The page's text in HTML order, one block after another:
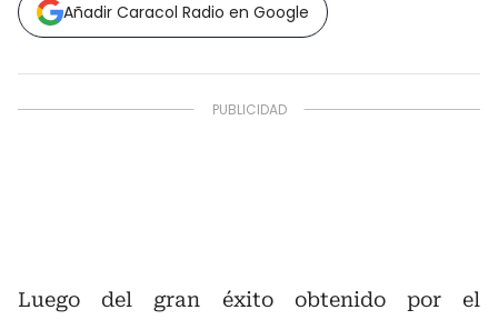
Añadir Caracol Radio en Google
Luego del gran éxito obtenido por el